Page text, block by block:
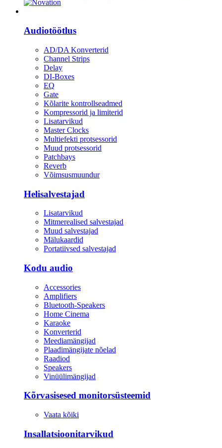
Audiotöötlus
AD/DA Konverterid
Channel Strips
Delay
DI-Boxes
EQ
Gate
Kõlarite kontrollseadmed
Kompressorid ja limiterid
Lisatarvikud
Master Clocks
Multiefekti protsessorid
Muud protsessorid
Patchbays
Reverb
Võimsusmuundur
Helisalvestajad
Lisatarvikud
Mitmerealised salvestajad
Muud salvestajad
Mälukaardid
Portatiivsed salvestajad
Kodu audio
Accessories
Amplifiers
Bluetooth-Speakers
Home Cinema
Karaoke
Konverterid
Meediamängijad
Plaadimängijate nõelad
Raadiod
Speakers
Vinüülimängijad
Kõrvasisesed monitorsüsteemid
Vaata kõiki
Insallatsioonitarvikud